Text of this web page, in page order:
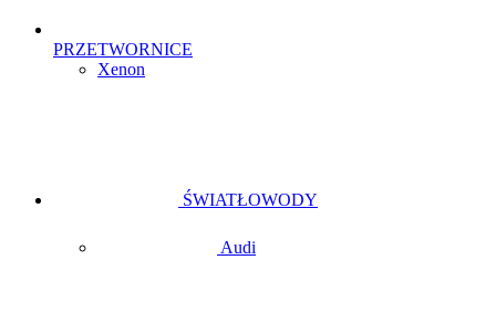
PRZETWORNICE
Xenon
ŚWIATŁOWODY
Audi